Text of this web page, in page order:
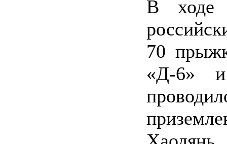
В ходе
70
«Д-6» и